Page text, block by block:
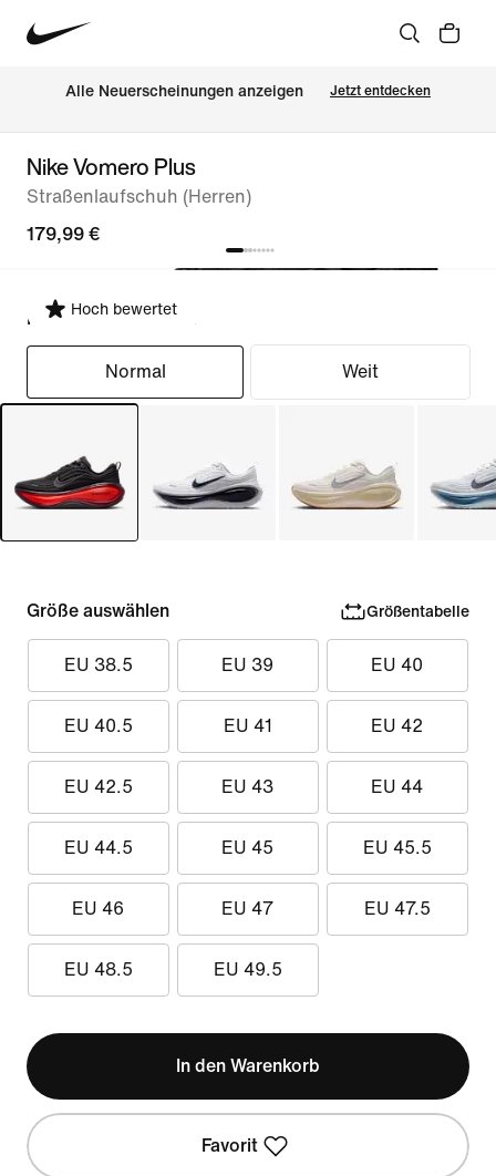
Alle Neuerscheinungen anzeigen Jetzt entdecken
Nike Vomero Plus
Straßenlaufschuh (Herren)
179,99 €
Hoch bewertet
Passform auswählen
Normal Weit
Größe auswählen Größentabelle
EU 38.5 EU 39 EU 40
EU 40.5 EU 41 EU 42
EU 42.5 EU 43 EU 44
EU 44.5 EU 45 EU 45.5
EU 46 EU 47 EU 47.5
EU 48.5 EU 49.5
In den Warenkorb
Favorit